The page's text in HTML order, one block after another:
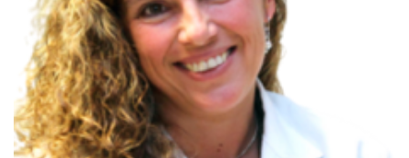
Directora del Experto en Nutrición Clínica